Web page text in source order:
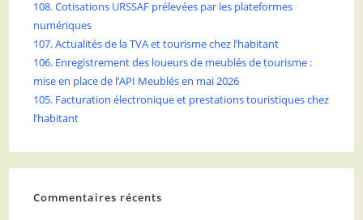
108. Cotisations URSSAF prélevées par les plateformes
numériques
107. Actualités de la TVA et tourisme chez l’habitant
106. Enregistrement des loueurs de meublés de tourisme :
mise en place de l’API Meublés en mai 2026
105. Facturation électronique et prestations touristiques chez
l’habitant
Commentaires récents